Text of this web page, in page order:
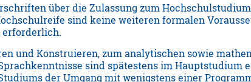
über die Zulassung zum
sind keine weiteren formalen
erforderlich.
und Konstruieren, zum analytischen sowie
sind spätestens im Hauptstudium
der Umgang mit wenigstens einer